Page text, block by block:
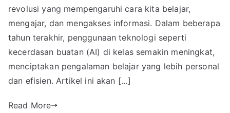
revolusi yang mempengaruhi cara kita belajar,
mengajar, dan mengakses informasi. Dalam beberapa
tahun terakhir, penggunaan teknologi seperti
kecerdasan buatan (AI) di kelas semakin meningkat,
menciptakan pengalaman belajar yang lebih personal
dan efisien. Artikel ini akan […]
Read More